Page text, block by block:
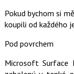
Pokud bychom si
koupili od každého
Pod povrchem
Microsoft Surface